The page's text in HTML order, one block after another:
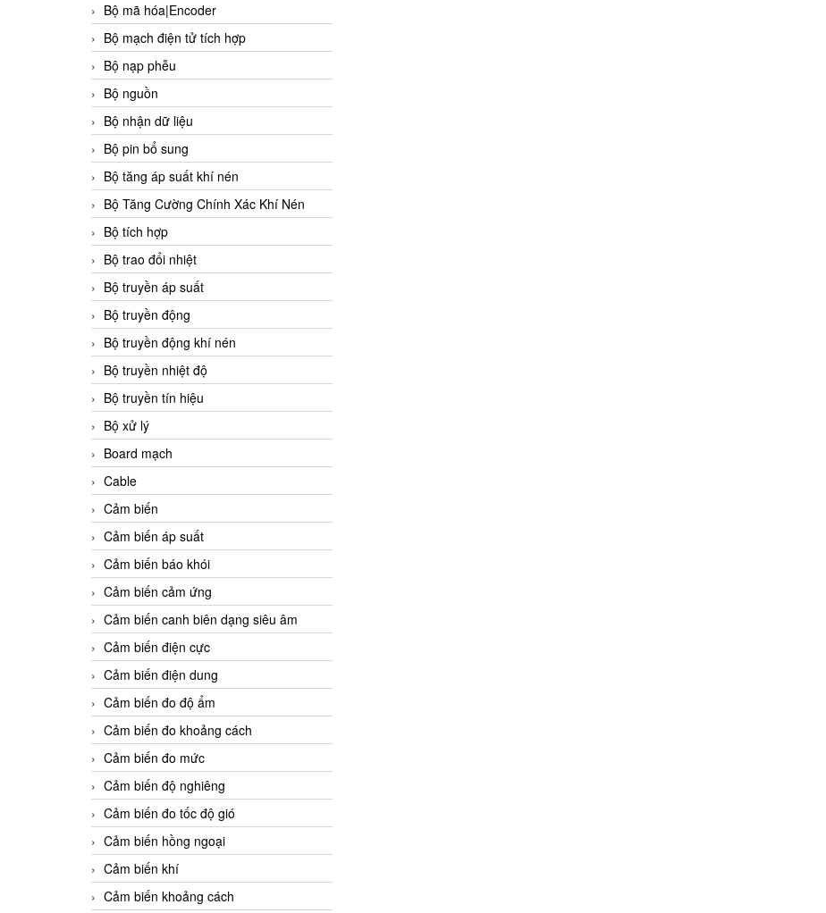
Bộ mã hóa|Encoder
Bộ mạch điện tử tích hợp
Bộ nạp phễu
Bộ nguồn
Bộ nhận dữ liệu
Bộ pin bổ sung
Bộ tăng áp suất khí nén
Bộ Tăng Cường Chính Xác Khí Nén
Bộ tích hợp
Bộ trao đổi nhiệt
Bộ truyền áp suất
Bộ truyền động
Bộ truyền động khí nén
Bộ truyền nhiệt độ
Bộ truyền tín hiệu
Bộ xử lý
Board mạch
Cable
Cảm biến
Cảm biến áp suất
Cảm biến báo khói
Cảm biến cảm ứng
Cảm biến canh biên dạng siêu âm
Cảm biến điện cực
Cảm biến điện dung
Cảm biến đo độ ẩm
Cảm biến đo khoảng cách
Cảm biến đo mức
Cảm biến độ nghiêng
Cảm biến đo tốc độ gió
Cảm biến hồng ngoại
Cảm biến khí
Cảm biến khoảng cách